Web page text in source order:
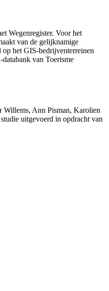
Wegenregister. Voor het
van de gelijknamige
het GIS-bedrijventerreinen
van Toerisme
Willems, Ann Pisman, Karolien
uitgevoerd in opdracht van